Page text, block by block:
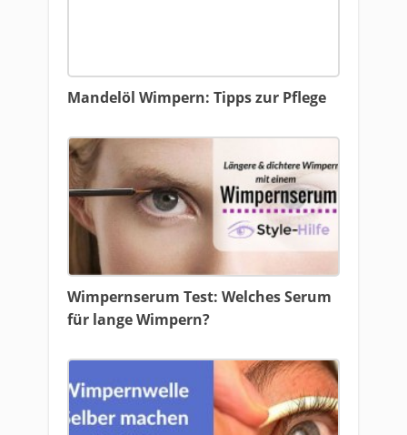
Mandelöl Wimpern: Tipps zur Pflege
Wimpernserum Test: Welches Serum
für lange Wimpern?